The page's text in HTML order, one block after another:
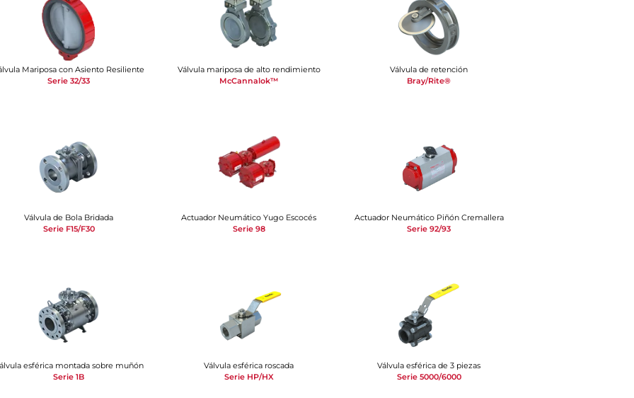
Mariposa con Asiento Resiliente
Serie 32/33
Válvula mariposa de alto rendimiento
McCannalok™
Válvula de retención
Bray/Rite®
Válvula de Bola Bridada
Serie F15/F30
Actuador Neumático Yugo Escocés
Serie 98
Actuador Neumático Piñón Cremallera
Serie 92/93
esférica montada sobre muñón
Serie 1B
Válvula esférica roscada
Serie HP/HX
Válvula esférica de 3 piezas
Serie 5000/6000